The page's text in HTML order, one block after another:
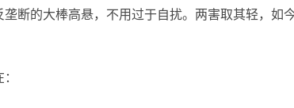
断的大棒高悬，不用过于自扰。两害取其轻，如